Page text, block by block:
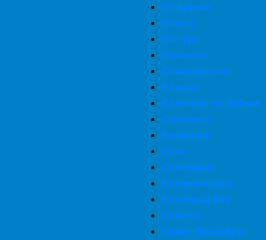
Шадринск
Шахты
Шатура
Шумерля
Симферополь
Сланцы
Славянск-на-Кубани
Смоленск
Снежинск
Сочи
Соликамск
Солнечногорск
Сосновый Бор
Советск
Санкт-Петербург